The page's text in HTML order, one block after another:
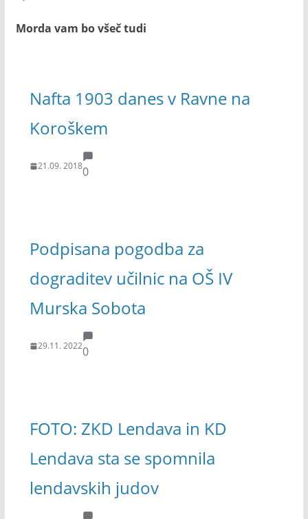
Morda vam bo všeč tudi
Nafta 1903 danes v Ravne na
Koroškem
21.09. 20180
Podpisana pogodba za
dograditev učilnic na OŠ IV
Murska Sobota
29.11. 20220
FOTO: ZKD Lendava in KD
Lendava sta se spomnila
lendavskih judov